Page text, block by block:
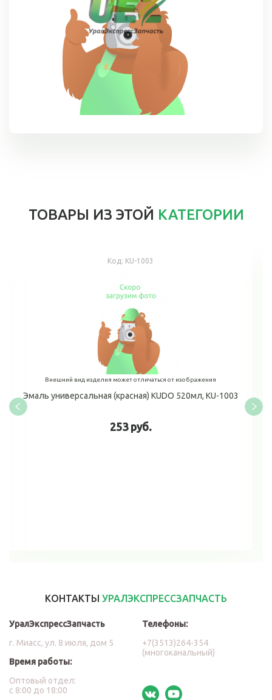
ТОВАРЫ ИЗ ЭТОЙ КАТЕГОРИИ
Код: KU-1003
Внешний вид изделия может отличаться от изображения
Эмаль универсальная (красная) KUDO 520мл, KU-1003
253 руб.
КОНТАКТЫ УРАЛЭКСПРЕССЗАПЧАСТЬ
УралЭкспрессЗапчасть
г. Миасс, ул. 8 июля, дом 5
Время работы:
Оптовый отдел:
с 8:00 до 18:00
Телефоны:
+7(3513)264-354
(многоканальный)